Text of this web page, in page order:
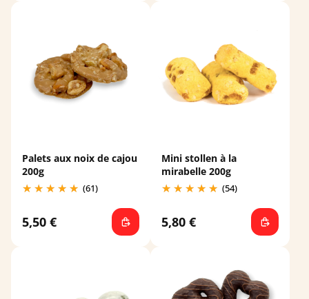
Palets aux noix de cajou
200g
(61)
5,50 €
Mini stollen à la
mirabelle 200g
(54)
5,80 €